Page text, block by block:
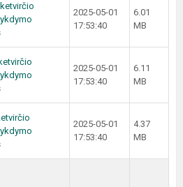
2025-05-01
17:53:40
6.01
MB
2025-05-01
17:53:40
6.11
MB
2025-05-01
17:53:40
4.37
MB